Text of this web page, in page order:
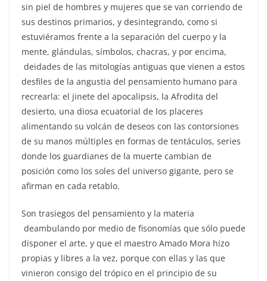
sin piel de hombres y mujeres que se van corriendo de
sus destinos primarios, y desintegrando, como si
estuviéramos frente a la separación del cuerpo y la
mente, glándulas, símbolos, chacras, y por encima,
deidades de las mitologías antiguas que vienen a estos
desfiles de la angustia del pensamiento humano para
recrearla: el jinete del apocalipsis, la Afrodita del
desierto, una diosa ecuatorial de los placeres
alimentando su volcán de deseos con las contorsiones
de su manos múltiples en formas de tentáculos, series
donde los guardianes de la muerte cambian de
posición como los soles del universo gigante, pero se
afirman en cada retablo.
Son trasiegos del pensamiento y la materia
deambulando por medio de fisonomías que sólo puede
disponer el arte, y que el maestro Amado Mora hizo
propias y libres a la vez, porque con ellas y las que
vinieron consigo del trópico en el principio de su